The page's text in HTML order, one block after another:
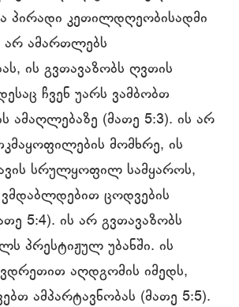
პირადი კეთილდღეობისადმი
არ ამართლებს
ის გვთავაზობს ღვთის
ჩვენ უარს ვამბობთ
ამაღლებაზე (მათე 5:3). ის არ
მომხრე, ის
სრულყოფილ სამყაროს,
ცოდვების
5:4). ის არ გვთავაზობს
პრესტიჟულ უბანში. ის
აღდგომის იმედს,
ამპარტავნობას (მათე 5:5).